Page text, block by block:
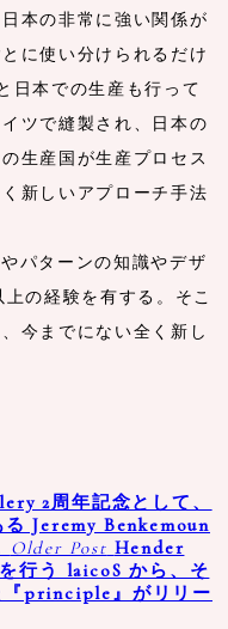
本の非常に強い関係が
に使い分けられるだけ
日本での生産も行って
ツで縫製され、日本の
生産国が生産プロセス
新しいアプローチ手法
パターンの知識やデザ
の経験を有する。そこ
今までにない全く新し
2周年記念として、
Jeremy Benkemoun
Older Post Hender
行う laicoS から、そ
『principle』がリリー